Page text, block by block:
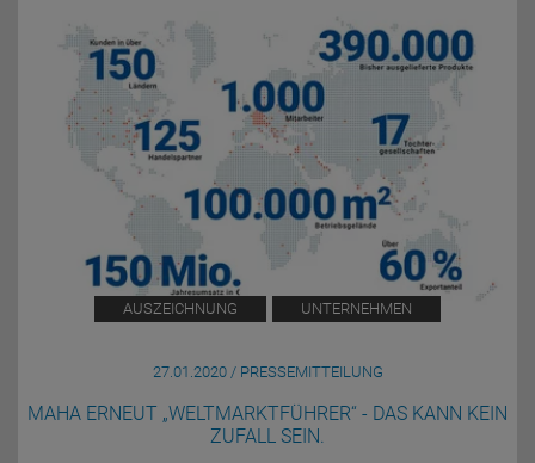
AUSZEICHNUNG UNTERNEHMEN
27.01.2020 / PRESSEMITTEILUNG
MAHA ERNEUT „WELTMARKTFÜHRER“ - DAS KANN KEIN
ZUFALL SEIN.